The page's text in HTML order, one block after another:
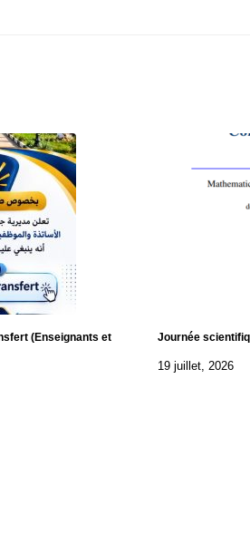
(Enseignants et
Journée
19 juillet, 2026